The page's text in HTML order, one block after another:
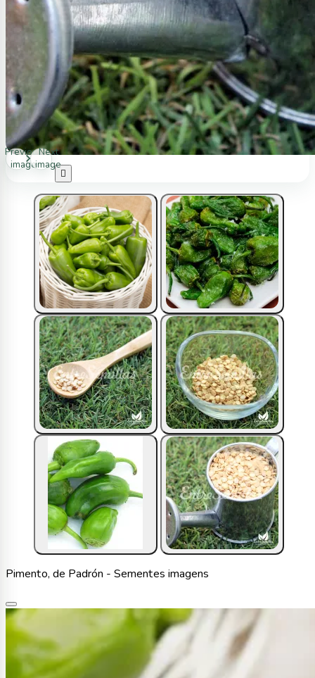
Previous
image
Next
image

Pimento, de Padrón - Sementes imagens